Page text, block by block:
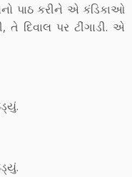
પાઠ કરીને એ કંડિકાઓ
તે દિવાલ પર ટીંગાડી. એ